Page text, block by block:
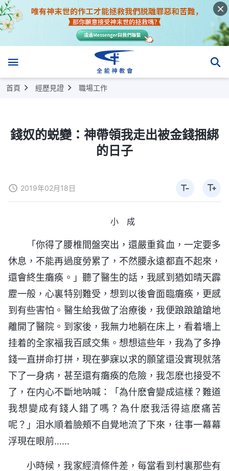
首頁 經歷見證 職場工作
錢奴的蜕變：神帶領我走出被金錢捆綁
的日子
2019年02月18日
小 成
「你得了腰椎間盤突出，還嚴重貧血，一定要多
休息，不能再過度勞累了，不然腰永遠都直不起來，
還會終生癱痪。」聽了醫生的話，我感到猶如晴天霹
靂一般，心裏特别難受，想到以後會面臨癱痪，更感
到有些害怕。醫生給我做了治療後，我便踉踉蹌蹌地
離開了醫院。到家後，我無力地躺在床上，看着墻上
挂着的全家福我百感交集。想想這些年，我為了多挣
錢一直拼命打拼，現在夢寐以求的願望還没實現就落
下了一身病，甚至還有癱痪的危險，我怎麽也接受不
了，在内心不斷地呐喊：「為什麽會變成這樣？難道
我想變成有錢人錯了嗎？為什麽我活得這麽痛苦
呢？」泪水順着臉頰不自覺地流了下來，往事一幕幕
浮現在眼前……
小時候，我家經濟條件差，每當看到村裏那些有